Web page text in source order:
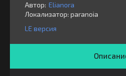
Автор: Elianora
Локализатор: ⁣⁣⁣paranoia
LE версия